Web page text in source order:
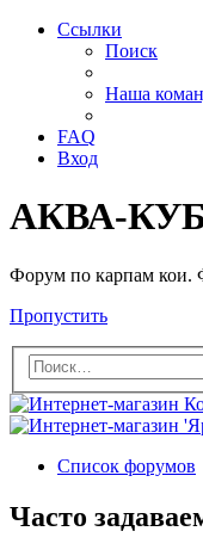
Ссылки
Поиск
Наша
FAQ
Вход
АКВА-
Форум по карпам кои.
Пропустить
Список форумов
Часто